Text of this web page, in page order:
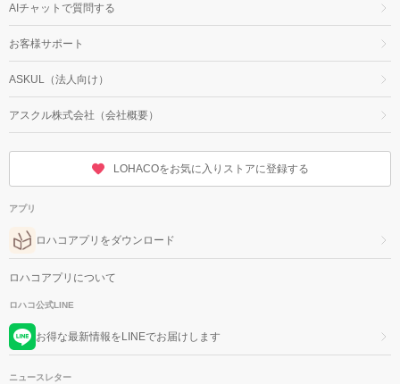
AIチャットで質問する
お客様サポート
ASKUL（法人向け）
アスクル株式会社（会社概要）
LOHACOをお気に入りストアに登録する
アプリ
ロハコアプリをダウンロード
ロハコアプリについて
ロハコ公式LINE
お得な最新情報をLINEでお届けします
ニュースレター